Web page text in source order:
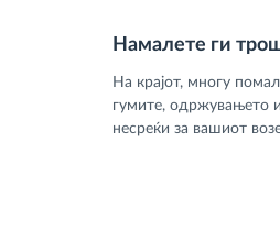
Намалете ги
На крајот, многу
гумите, одржувањето
несреќи за вашиот